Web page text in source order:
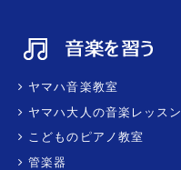
ヤマハ音楽教室
ヤマハ大人の音楽レッスン
こどものピアノ教室
管楽器